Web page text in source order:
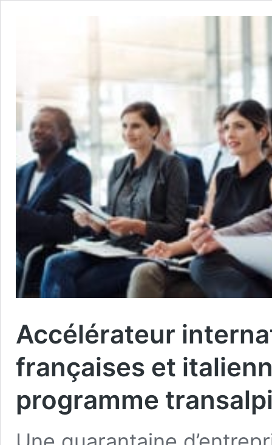
Accélérateur
françaises et
programme